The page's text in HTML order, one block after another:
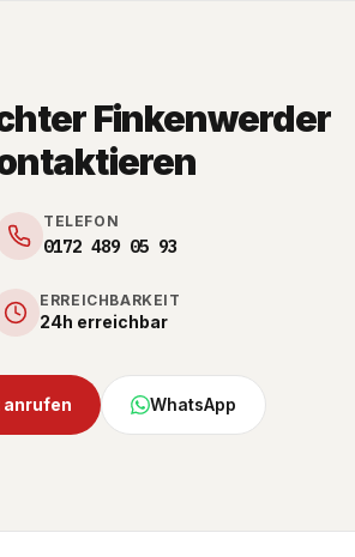
Finkenwerder
TELEFON
0172 489 05 93
ERREICHBARKEIT
24h erreichbar
WhatsApp